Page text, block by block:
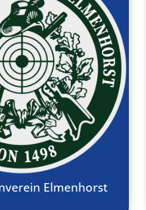
Elmenhorst